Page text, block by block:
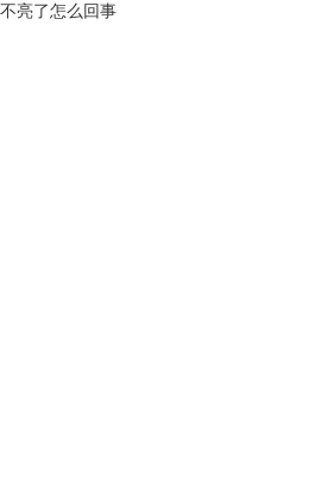
亮了怎么回事